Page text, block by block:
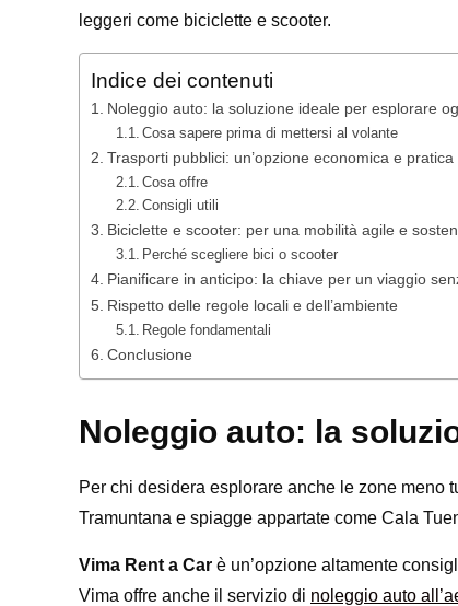
leggeri come biciclette e scooter.
Indice dei contenuti
Noleggio auto: la soluzione ideale per esplorare
Cosa sapere prima di mettersi al volante
Trasporti pubblici: un’opzione economica e pratica
Cosa offre
Consigli utili
Biciclette e scooter: per una mobilità agile e
Perché scegliere bici o scooter
Pianificare in anticipo: la chiave per un viaggio
Rispetto delle regole locali e dell’ambiente
Regole fondamentali
Conclusione
Noleggio auto: la
Per chi desidera esplorare anche le zone meno
Tramuntana e spiagge appartate come Cala
Vima Rent a Car è un’opzione altamente
Vima offre anche il servizio di noleggio auto